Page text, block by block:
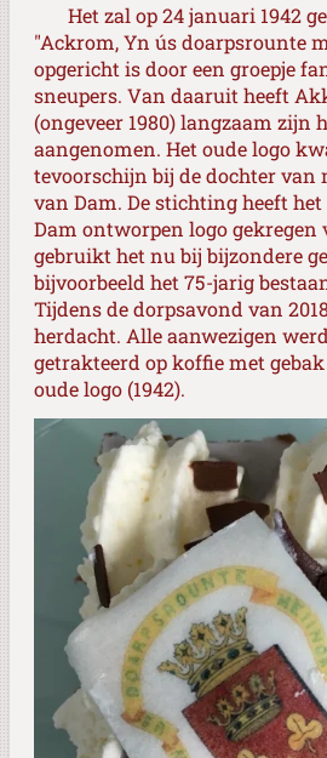
Het zal op 24 januari 1942
"Ackrom, Yn ús doarpsrounte
opgericht is door een groepje
sneupers. Van daaruit heeft
(ongeveer 1980) langzaam zijn
aangenomen. Het oude logo
tevoorschijn bij de dochter van
van Dam. De stichting heeft
Dam ontworpen logo gekregen
gebruikt het nu bij bijzondere
bijvoorbeeld het 75-jarig
Tijdens de dorpsavond van
herdacht. Alle aanwezigen
getrakteerd op koffie met
oude logo (1942).